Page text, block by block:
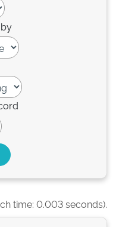
time: 0.003 seconds).